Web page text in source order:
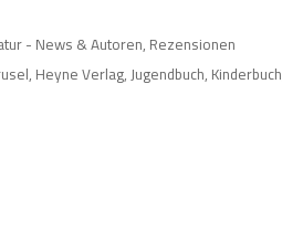
- News & Autoren, Rezensionen
, Heyne Verlag, Jugendbuch, Kinderbuch